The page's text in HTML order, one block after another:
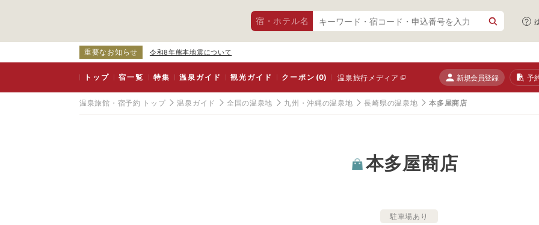
宿・ホテル名
重要なお知らせ 令和8年熊本地震について
トップ 宿一覧 特集 温泉ガイド 観光ガイド クーポン(0) 温泉旅行メディア 新規会員登録 予
温泉旅館・宿予約 トップ 温泉ガイド 全国の温泉地 九州・沖縄の温泉地 長崎県の温泉地 本多屋商店
本多屋商店
駐車場あり